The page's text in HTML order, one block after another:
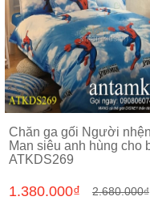
Chọn sản phẩm
Chăn ga gối Người
Man siêu anh hùng cho
ATKDS269
1.380.000₫ 2.680.000₫